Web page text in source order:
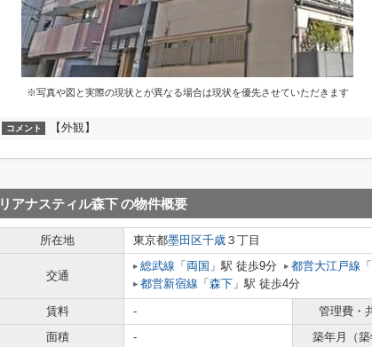
※写真や図と実際の現状とが異なる場合は現状を優先させていただきます
コメント 【外観】
リアナスティル森下の物件概要
所在地 東京都墨田区千歳 ３丁目
交通
総武線 「 両国 」駅 徒歩9分 都営大江戸線 「
都営新宿線 「 森下 」駅 徒歩4分
賃料 - 管理費・
面積
- 築年月（築